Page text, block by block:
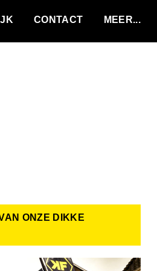
CONTACT
ONZE DIKKE